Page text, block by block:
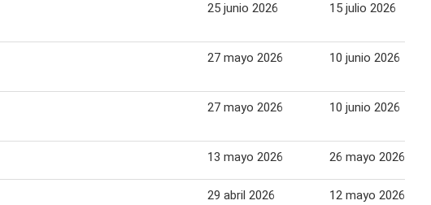
25 junio 2026 15 julio 2026
27 mayo 2026 10 junio 2026
27 mayo 2026 10 junio 2026
13 mayo 2026 26 mayo 2026
29 abril 2026 12 mayo 2026